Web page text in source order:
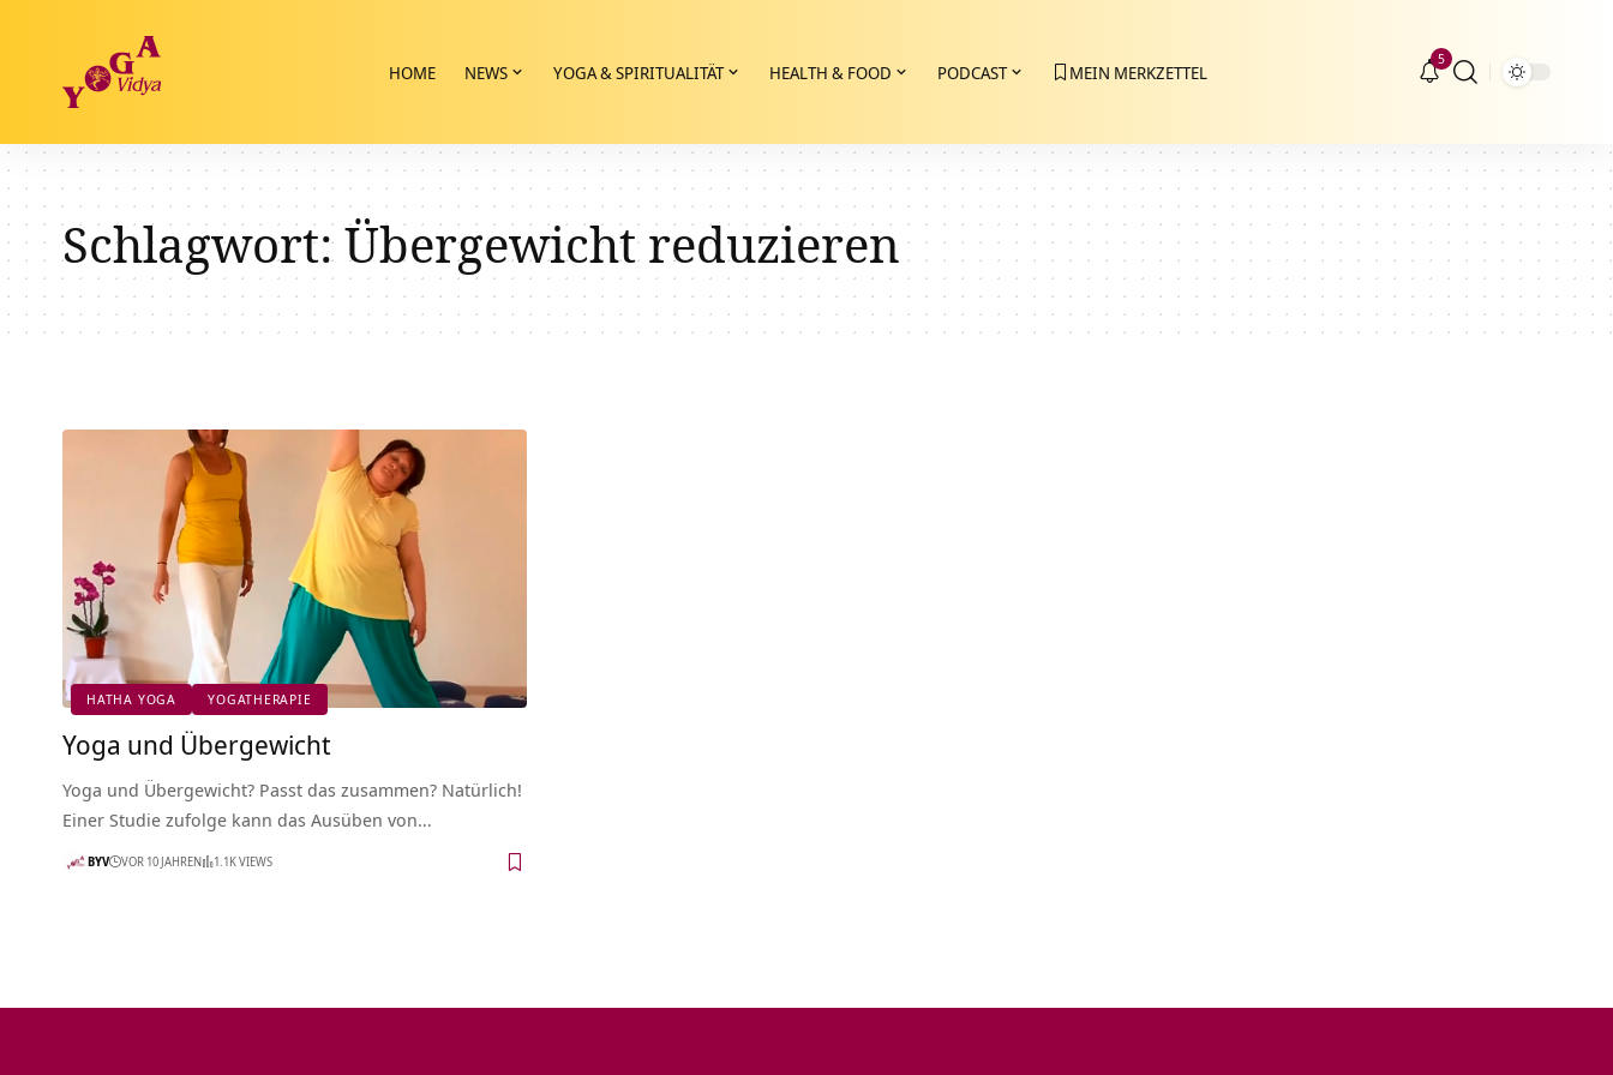
HOME NEWS YOGA & SPIRITUALITÄT HEALTH & FOOD PODCAST MEIN MERKZETTEL
5
Schlagwort:Übergewicht reduzieren
HATHA YOGA YOGATHERAPIE
Yoga und Übergewicht
Yoga und Übergewicht? Passt das zusammen? Natürlich!
Einer Studie zufolge kann das Ausüben von…
BYV VOR 10 JAHREN 1.1K VIEWS